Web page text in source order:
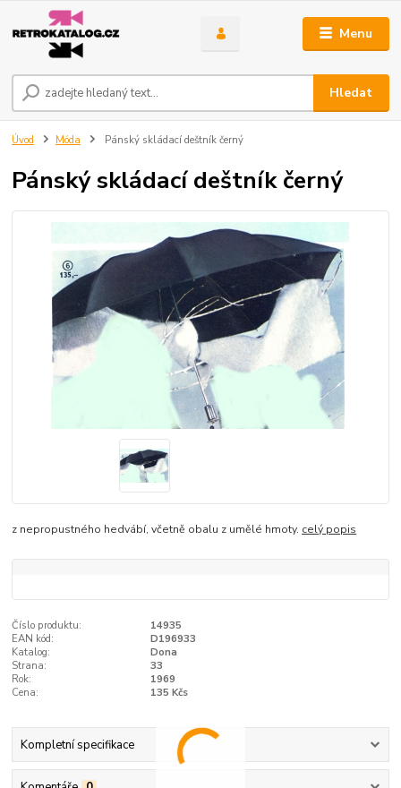
Menu
Hledat
Úvod Móda Pánský skládací deštník černý
Pánský skládací deštník černý
z nepropustného hedvábí, včetně obalu z umělé hmoty. celý popis
Číslo produktu:
14935
EAN kód:
D196933
Katalog:
Dona
Strana:
33
Rok:
1969
Cena:
135 Kčs
Kompletní specifikace